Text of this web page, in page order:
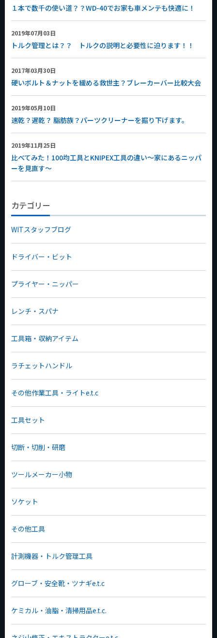
１本で数千の使い道？？WD-40でお家も車メンテも快適に！
2019年07月03日
トルク管理とは？？ トルクの説明と必要性に迫ります！！
2017年03月30日
硬いボルト＆ナットを緩める救世主？ブレーカーバー比較大会
2019年05月10日
速乾？遅乾？ 脂肪族？パーツクリーナーを掘り下げます。
2019年11月25日
比べてみた！100均工具とKNIPEX工具の違い～家にあるニッパ
ーを見直す～
カテゴリー
WITスタッフブログ
ドライバー・ビット
プライヤー・ニッパー
レンチ・スパナ
工具箱・収納アイテム
ラチェットハンドル
その他作業工具・ライトe.t.c
工具セット
切断・切削・研磨
ツールメーカー小物
ソケット
その他工具
計測機器・トルク管理工具
グローブ・安全靴・ツナギe.t.c
ケミカル・油脂・清掃用品e.t.c.